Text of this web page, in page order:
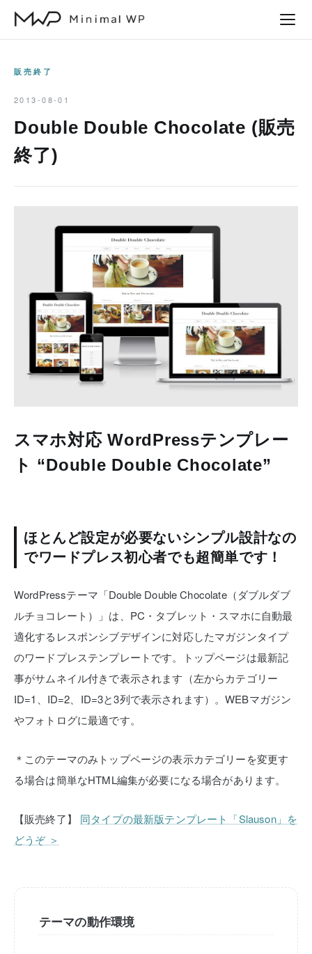
販売終了
2013-08-01
Double Double Chocolate (販売
終了)
スマホ対応 WordPressテンプレー
ト “Double Double Chocolate”
ほとんど設定が必要ないシンプル設計なの
でワードプレス初心者でも超簡単です！
WordPressテーマ「Double Double Chocolate（ダブルダブ
ルチョコレート）」は、PC・タブレット・スマホに自動最
適化するレスポンシブデザインに対応したマガジンタイプ
のワードプレステンプレートです。トップページは最新記
事がサムネイル付きで表示されます（左からカテゴリー
ID=1、ID=2、ID=3と3列で表示されます）。WEBマガジン
やフォトログに最適です。
＊このテーマのみトップページの表示カテゴリーを変更す
る場合は簡単なHTML編集が必要になる場合があります。
【販売終了】
同タイプの最新版テンプレート「Slauson」を
どうぞ ＞
テーマの動作環境